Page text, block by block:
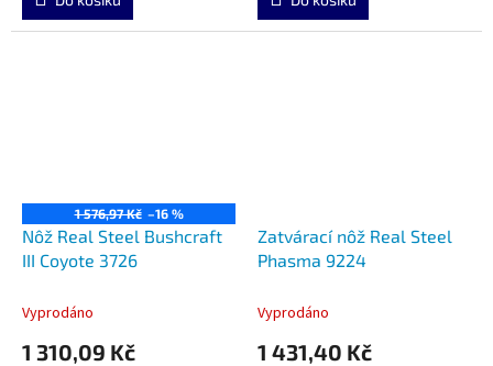
1 576,97 Kč –16 %
Nôž Real Steel Bushcraft
III Coyote 3726
Vyprodáno
1 310,09 Kč
Zatvárací nôž Real Steel
Phasma 9224
Vyprodáno
1 431,40 Kč